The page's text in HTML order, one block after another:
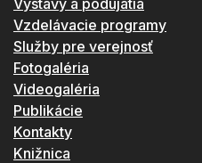
Výstavy a podujatia
Vzdelávacie programy
Služby pre verejnosť
Fotogaléria
Videogaléria
Publikácie
Kontakty
Knižnica